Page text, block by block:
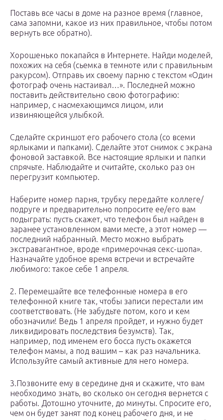
Поставь все часы в доме на разное время (главное,
сама запомни, какое из них правильное, чтобы потом
вернуть все обратно).
Хорошенько покапайся в Интернете. Найди моделей,
похожих на себя (сьемка в темноте или с правильным
ракурсом). Отправь их своему парню с текстом «Один
фотограф очень настаивал…». Последней можно
поставить действительно свою фотографию:
например, с насмехающимся лицом, или
извиняющейся улыбкой.
Сделайте скриншот его рабочего стола (со всеми
ярлыками и папками). Сделайте этот снимок с экрана
фоновой заставкой. Все настоящие ярлыки и папки
спрячьте. Наблюдайте и считайте, сколько раз он
перегрузит компьютер.
Наберите номер парня, трубку передайте коллеге/
подруге и предварительно попросите ее/его вам
подыграть: пусть скажет, что телефон был найден в
заранее установленном вами месте, а этот номер —
последний набранный. Место можно выбрать
экстравагантное, вроде «примерочная секс-шопа».
Назначайте удобное время встречи и встречайте
любимого: такое себе 1 апреля.
2. Перемешайте все телефонные номера в его
телефонной книге так, чтобы записи перестали им
соответствовать. (Не забудьте потом, кого и кем
обозначили! Ведь 1 апреля пройдет, и нужно будет
ликвидировать последствия безумств). Так,
например, под именем его босса пусть окажется
телефон мамы, а под вашим – как раз начальника.
Используйте самый активные для него номера.
3.Позвоните ему в середине дня и скажите, что вам
необходимо знать, во сколько он сегодня вернется с
работы. Дотошно уточните, до минуты. Спросите его,
чем он будет занят под конец рабочего дня, и не